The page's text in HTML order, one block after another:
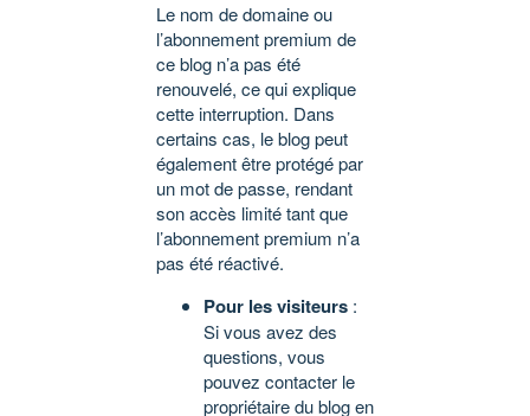
Le nom de domaine ou
l’abonnement premium de
ce blog n’a pas été
renouvelé, ce qui explique
cette interruption. Dans
certains cas, le blog peut
également être protégé par
un mot de passe, rendant
son accès limité tant que
l’abonnement premium n’a
pas été réactivé.
Pour les visiteurs :
Si vous avez des
questions, vous
pouvez contacter le
propriétaire du blog en